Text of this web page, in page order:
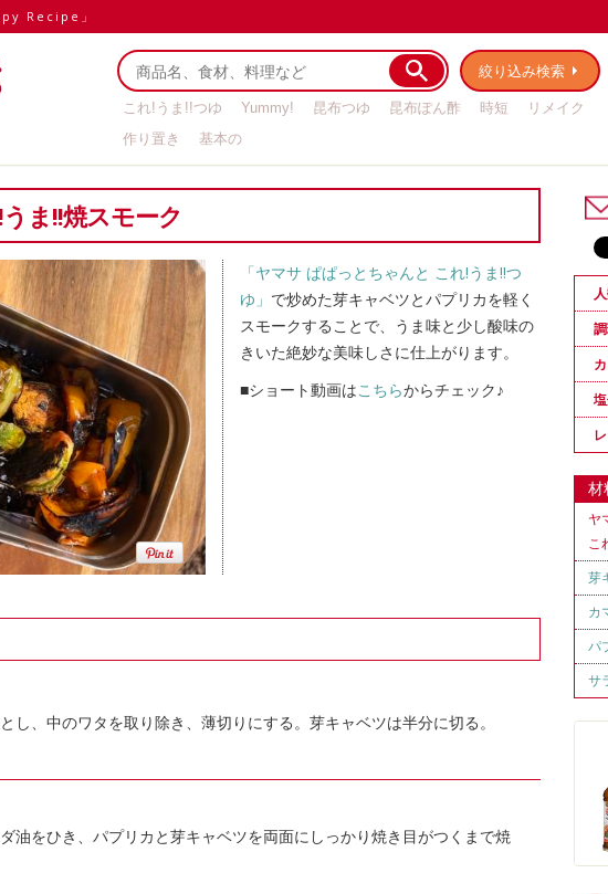
Recipe」
絞り込み検索
これ!うま!!つゆ Yummy! 昆布つゆ 昆布ぽん酢 時短
リメイク
作り置き
基本の
ま!!焼スモーク
「ヤマサ ぱぱっとちゃんと これ!うま!!つ
ゆ」 で炒めた芽キャベツとパプリカを軽く
スモークすることで、うま味と少し酸味の
きいた絶妙な美味しさに仕上がります。
■ショート動画はこちらからチェック♪
し、中のワタを取り除き、薄切りにする。芽キャベツは半分に切る。
油をひき、パプリカと芽キャベツを両面にしっかり焼き目がつくまで焼
材
ヤ
こ
芽
カ
パ
サ